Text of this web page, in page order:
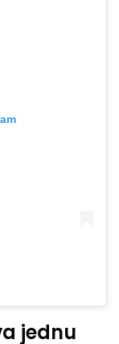
jednu